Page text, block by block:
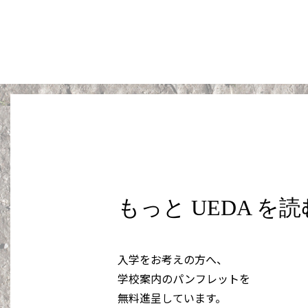
もっと UEDA を読
入学をお考えの方へ、
学校案内のパンフレットを
無料進呈しています。